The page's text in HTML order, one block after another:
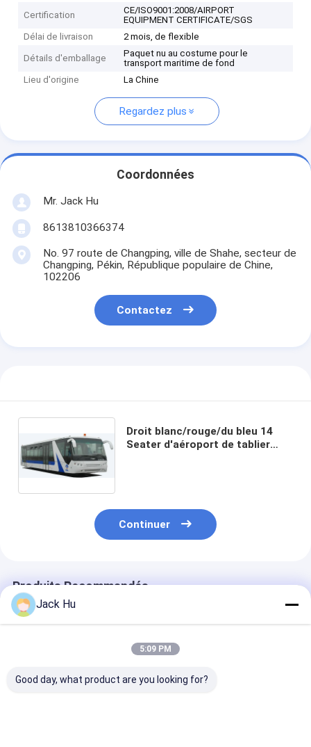
Certification
CE/ISO9001:2008/AIRPORT
EQUIPMENT CERTIFICATE/SGS
Délai de livraison
2 mois, de flexible
Détails d'emballage
Paquet nu au costume pour le
transport maritime de fond
Lieu d'origine
La Chine
Regardez plus
Coordonnées
Mr. Jack Hu
8613810366374
No. 97 route de Changping, ville de Shahe, secteur de
Changping, Pékin, République populaire de Chine,
102206
Contactez
Droit blanc/rouge/du bleu 14
Seater d'aéroport de tablier
Continuer
Produits Recommandés
Jack Hu
5:09 PM
Good day, what product are you looking for?